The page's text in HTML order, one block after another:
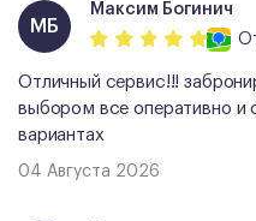
МБ
Максим Богинич
Отличный сервис!!!
выбором все оперативно и
вариантах
04 Августа 2026